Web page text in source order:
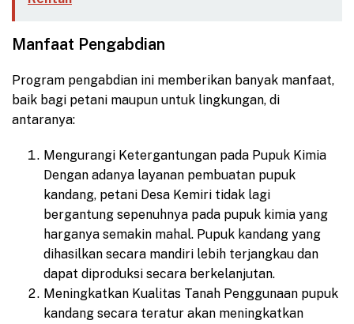
Manfaat Pengabdian
Program pengabdian ini memberikan banyak manfaat,
baik bagi petani maupun untuk lingkungan, di
antaranya:
Mengurangi Ketergantungan pada Pupuk Kimia
Dengan adanya layanan pembuatan pupuk
kandang, petani Desa Kemiri tidak lagi
bergantung sepenuhnya pada pupuk kimia yang
harganya semakin mahal. Pupuk kandang yang
dihasilkan secara mandiri lebih terjangkau dan
dapat diproduksi secara berkelanjutan.
Meningkatkan Kualitas Tanah Penggunaan pupuk
kandang secara teratur akan meningkatkan